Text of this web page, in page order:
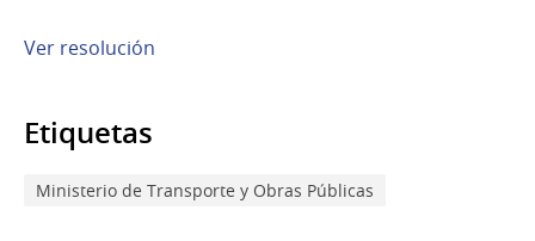
Ver resolución
Etiquetas
Ministerio de Transporte y Obras Públicas